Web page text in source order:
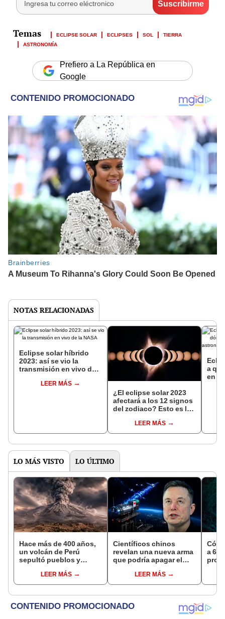
ECLIPSE SOLAR ECLIPSES SOL
TIERRA
ASTRONOMÍA
Prefiero a La República en
Google
NOTAS RELACIONADAS
Eclipse solar híbrido
2023: así se vio la
transmisión en vivo de
LEER MÁS
¿El eclipse solar 2023
afectará a los 12 signos
del zodiaco? Esto es lo
LEER MÁS
a
en
LO MÁS VISTO LO ÚLTIMO
Hace más de 400 años,
un volcán de Perú
sepultó pueblos y
veranos más fríos de la
historia: sigue bajo
LEER MÁS
Científicos chinos
revelan una nueva arma
que podría apagar el
afectar redes como
Starlink de Elon Musk
LEER MÁS
a